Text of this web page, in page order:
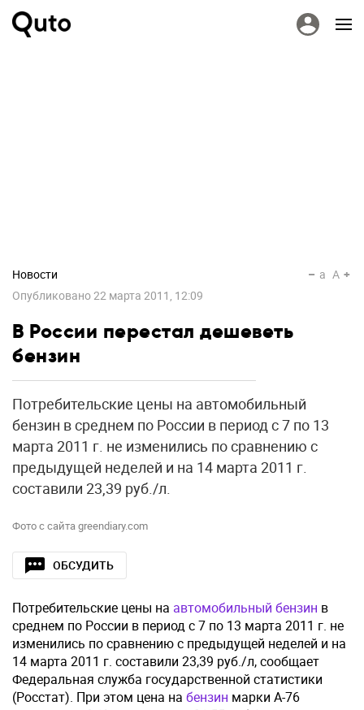
Новости
Опубликовано22 марта 2011, 12:09
a A
В России перестал дешеветь
бензин
Потребительские цены на автомобильный
бензин в среднем по России в период с 7 по 13
марта 2011 г. не изменились по сравнению с
предыдущей неделей и на 14 марта 2011 г.
составили 23,39 руб./л.
Фото с сайта greendiary.com
ОБСУДИТЬ
Потребительские цены на автомобильный бензин в
среднем по России в период с 7 по 13 марта 2011 г. не
изменились по сравнению с предыдущей неделей и на
14 марта 2011 г. составили 23,39 руб./л, сообщает
Федеральная служба государственной статистики
(Росстат). При этом цена на бензин марки А-76